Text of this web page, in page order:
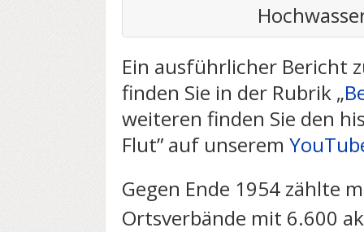
Ein ausführlicher Bericht
finden Sie in der Rubrik „
weiteren finden Sie den
Flut” auf unserem
Gegen Ende 1954 zählte
Ortsverbände mit 6.600